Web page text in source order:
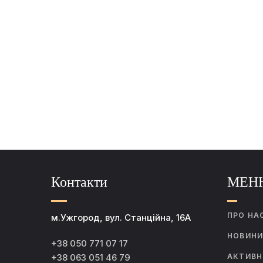
Контакти
м.Ужгород, вул. Станційна, 16А
+38 050 771 07 17
+38 063 051 46 79
ПРО
НОВИНИ